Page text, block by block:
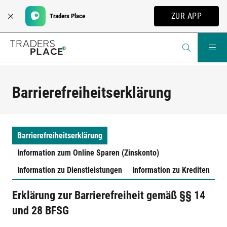
Traders Place ZUR APP
Barrierefreiheitserklärung
Barrierefreiheitserklärung
Information zum Online Sparen (Zinskonto)
Information zu Dienstleistungen
Information zu Krediten
Erklärung zur Barrierefreiheit gemäß §§ 14
und 28 BFSG
Information zu Dienstleistungen im
elektronischen Geschäftsverkehr nach dem
Barrierefreiheitsstärkungsgesetz (BSFG) –
Information zu Dienstleistungen im
Wertpapiergeschäft nach dem
Barrierefreiheitsstärkungsgesetz (BSFG)
Information zu Krediten nach dem
Barrierefreiheitsstärkungsgesetz (BSFG)
Traders Place GmbH & Co. KGaA